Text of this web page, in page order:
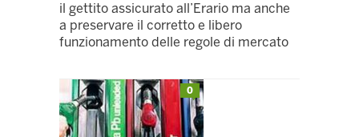
il gettito assicurato all’Erario ma anche
a preservare il corretto e libero
funzionamento delle regole di mercato
0